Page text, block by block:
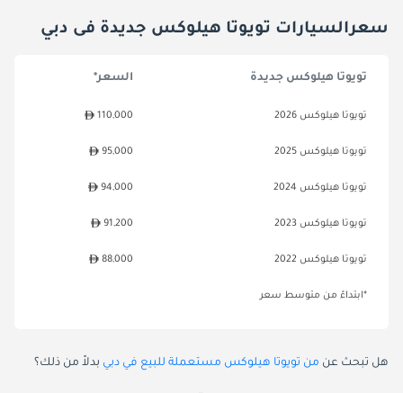
سعرالسيارات تويوتا هيلوكس جديدة فى دبي
تويوتا هيلوكس جديدة السعر*
تويوتا هيلوكس 2026 110,000
تويوتا هيلوكس 2025 95,000
تويوتا هيلوكس 2024 94,000
تويوتا هيلوكس 2023 91,200
تويوتا هيلوكس 2022 88,000
*ابتداءً من متوسط سعر
هل تبحث عن من تويوتا هيلوكس مستعملة للبيع في دبي بدلاً من ذلك؟